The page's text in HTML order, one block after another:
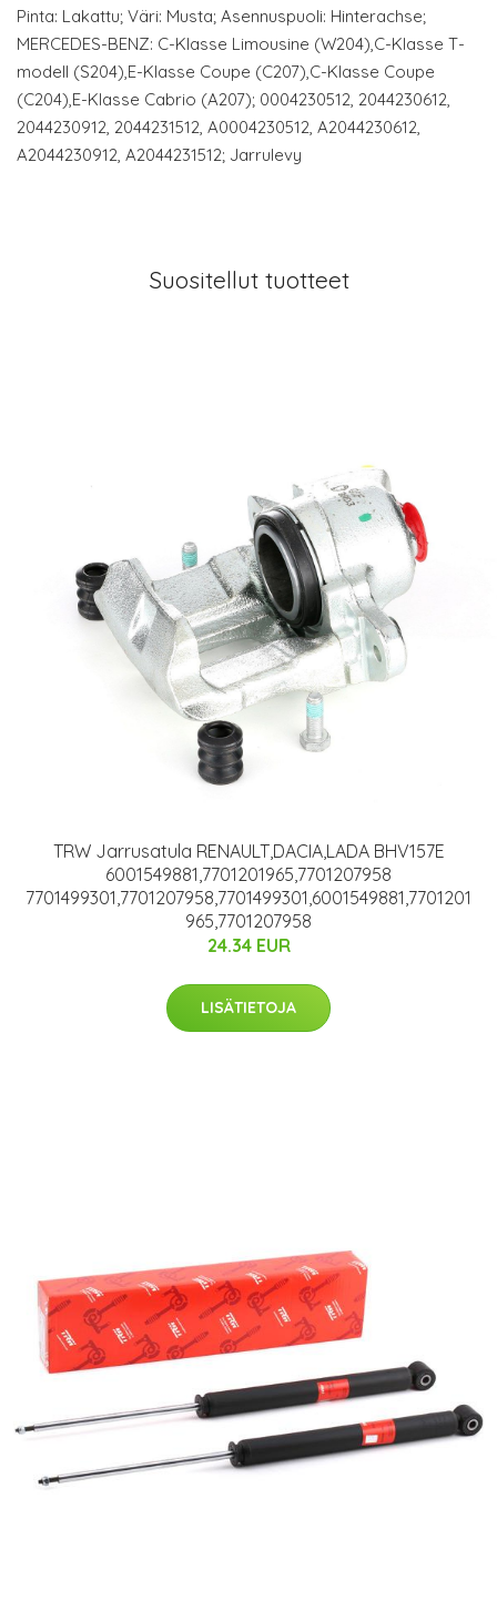
Pinta: Lakattu; Väri: Musta; Asennuspuoli: Hinterachse;
MERCEDES-BENZ: C-Klasse Limousine (W204),C-Klasse T-
modell (S204),E-Klasse Coupe (C207),C-Klasse Coupe
(C204),E-Klasse Cabrio (A207); 0004230512, 2044230612,
2044230912, 2044231512, A0004230512, A2044230612,
A2044230912, A2044231512; Jarrulevy
Suositellut tuotteet
TRW Jarrusatula RENAULT,DACIA,LADA BHV157E
6001549881,7701201965,7701207958
7701499301,7701207958,7701499301,6001549881,7701201
965,7701207958
24.34 EUR
LISÄTIETOJA